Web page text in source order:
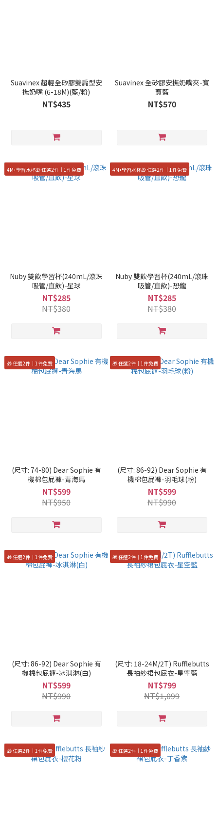
Suavinex 超輕全矽膠雙扁型安
撫奶嘴 (6-18M)(藍/粉)
NT$435
Suavinex 全矽膠安撫奶嘴夾-寶
寶藍
NT$570
4M+學習水杯🎁 任選2件｜1件免費
Nuby 雙飲學習杯(240mL/滾珠
吸管/直飲)-星球
NT$285
NT$380
4M+學習水杯🎁 任選2件｜1件免費
Nuby 雙飲學習杯(240mL/滾珠
吸管/直飲)-恐龍
NT$285
NT$380
🎁 任選2件｜1件免費
(尺寸: 74-80) Dear Sophie 有
機棉包屁褲-青海馬
NT$599
NT$950
🎁 任選2件｜1件免費
(尺寸: 86-92) Dear Sophie 有
機棉包屁褲-羽毛球(粉)
NT$599
NT$990
🎁 任選2件｜1件免費
(尺寸: 86-92) Dear Sophie 有
機棉包屁褲-冰淇淋(白)
NT$599
NT$990
🎁 任選2件｜1件免費
(尺寸: 18-24M/2T) Rufflebutts
長袖紗裙包屁衣-星空藍
NT$799
NT$1,099
🎁 任選2件｜1件免費 🎁 任選2件｜1件免費